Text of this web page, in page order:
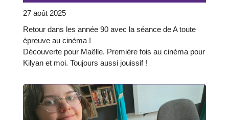
27 août 2025
Retour dans les année 90 avec la séance de A toute
épreuve au cinéma !
Découverte pour Maëlle. Première fois au cinéma pour
Kilyan et moi. Toujours aussi jouissif !